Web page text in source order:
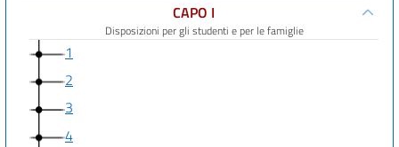
CAPO I
Disposizioni per gli studenti e per le famiglie
1
2
3
4